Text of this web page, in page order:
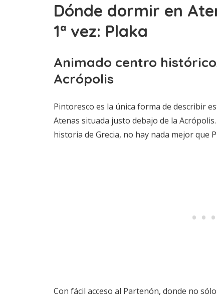
Dónde dormir en
1ª vez: Plaka
Animado centro
Acrópolis
Pintoresco es la única forma de describir
Atenas situada justo debajo de la
historia de Grecia, no hay nada mejor que
Con fácil acceso al Partenón, donde no